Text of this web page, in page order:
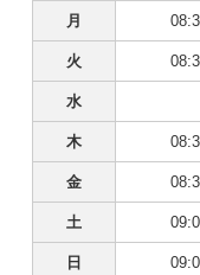
月
火
水
木
金
土
日